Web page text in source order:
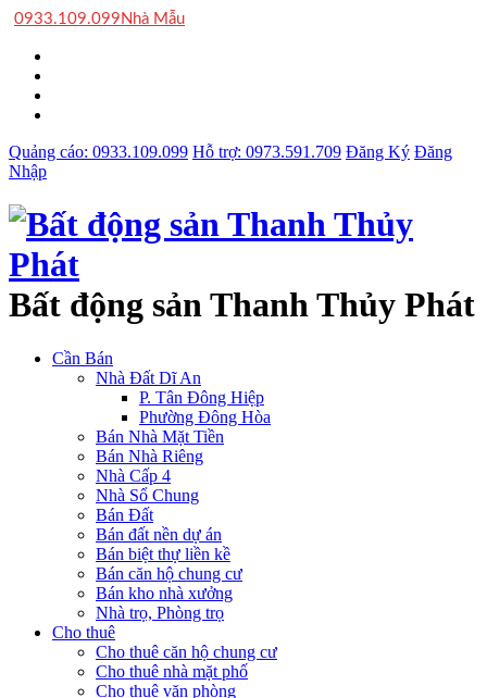
0933.109.099 Nhà Mẫu
Quảng cáo: 0933.109.099 Hỗ trợ: 0973.591.709 Đăng Ký Đăng
Nhập
Bất động sản Thanh Thủy Phát
Cần Bán
Nhà Đất Dĩ An
P. Tân Đông Hiệp
Phường Đông Hòa
Bán Nhà Mặt Tiền
Bán Nhà Riêng
Nhà Cấp 4
Nhà Sổ Chung
Bán Đất
Bán đất nền dự án
Bán biệt thự liền kề
Bán căn hộ chung cư
Bán kho nhà xưởng
Nhà trọ, Phòng trọ
Cho thuê
Cho thuê căn hộ chung cư
Cho thuê nhà mặt phố
Cho thuê văn phòng